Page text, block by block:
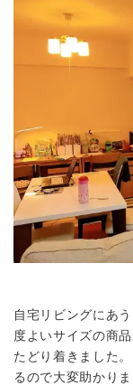
自宅リビングにあ
度よいサイズの商
たどり着きました
るので大変助かり